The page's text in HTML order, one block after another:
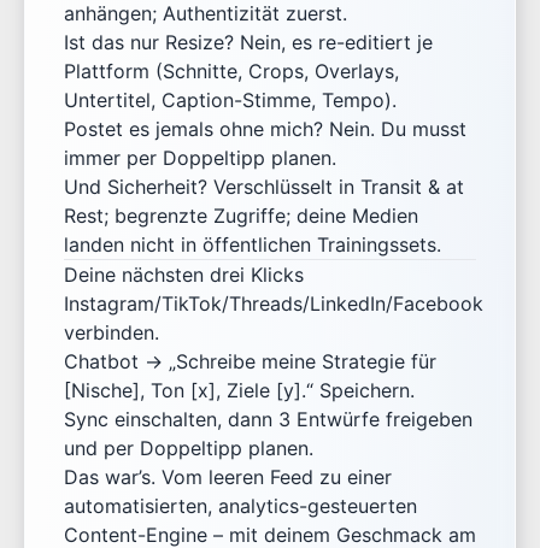
anhängen; Authentizität zuerst.
Ist das nur Resize? Nein, es re-editiert je
Plattform (Schnitte, Crops, Overlays,
Untertitel, Caption-Stimme, Tempo).
Postet es jemals ohne mich? Nein. Du musst
immer per Doppeltipp planen.
Und Sicherheit? Verschlüsselt in Transit & at
Rest; begrenzte Zugriffe; deine Medien
landen nicht in öffentlichen Trainingssets.
Deine nächsten drei Klicks
Instagram/TikTok/Threads/LinkedIn/Facebook
verbinden.
Chatbot → „Schreibe meine Strategie für
[Nische], Ton [x], Ziele [y].“ Speichern.
Sync einschalten, dann 3 Entwürfe freigeben
und per Doppeltipp planen.
Das war’s. Vom leeren Feed zu einer
automatisierten, analytics-gesteuerten
Content-Engine – mit deinem Geschmack am